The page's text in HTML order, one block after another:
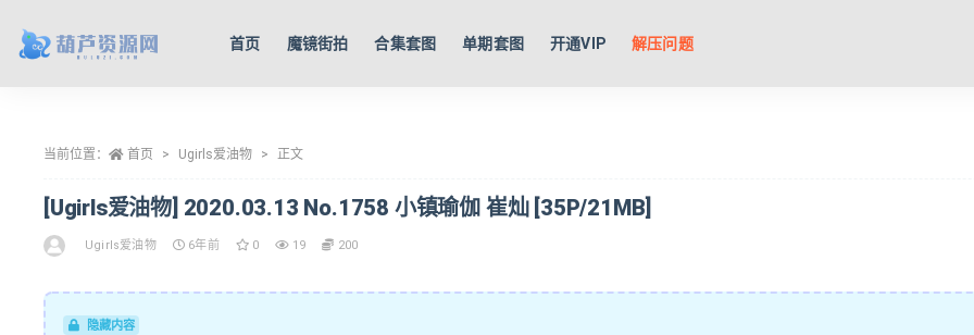
首页 魔镜街拍 合集套图 单期套图 开通VIP 解压问题
当前位置： 首页 Ugirls爱油物 正文
[Ugirls爱油物] 2020.03.13 No.1758 小镇瑜伽 崔灿 [35P/21MB]
Ugirls爱油物 6年前 0 19 200
隐藏内容
全部